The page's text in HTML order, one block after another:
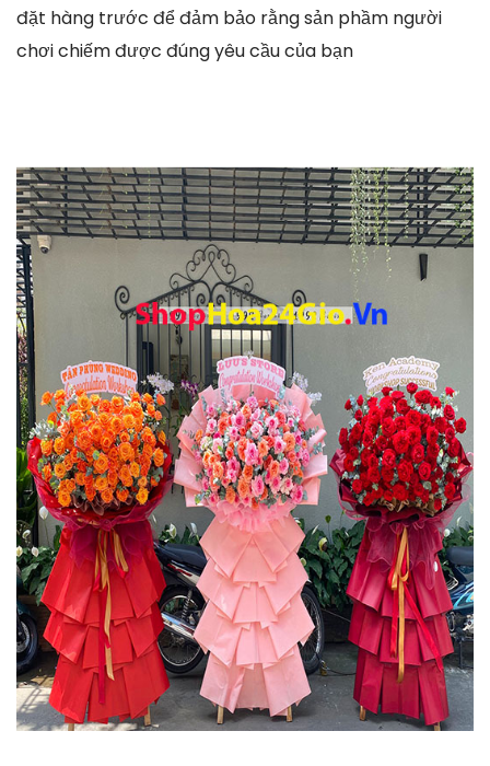
đặt hàng trước để đảm bảo rằng sản phầm người
chơi chiếm được đúng yêu cầu của bạn